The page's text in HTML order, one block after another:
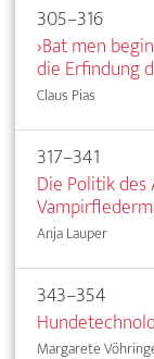
305–316
›Bat men
die Erfindung
Claus Pias
317–341
Die Politik
Anja Lauper
343–354
Margarete